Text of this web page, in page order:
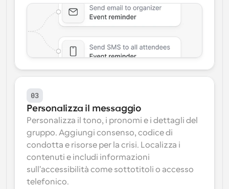
03
Personalizza il messaggio
Personalizza il tono, i pronomi e i dettagli del
gruppo. Aggiungi consenso, codice di
condotta e risorse per la crisi. Localizza i
contenuti e includi informazioni
sull'accessibilità come sottotitoli o accesso
telefonico.